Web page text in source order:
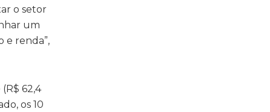
o setor
um
e renda”,
62,4
os 10